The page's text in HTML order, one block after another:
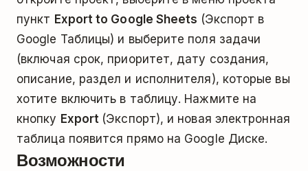
пункт Export to Google Sheets (Экспорт в
Google Таблицы) и выберите поля задачи
(включая срок, приоритет, дату создания,
описание, раздел и исполнителя), которые вы
хотите включить в таблицу. Нажмите на
кнопку Export (Экспорт), и новая электронная
таблица появится прямо на Google Диске.
Возможности